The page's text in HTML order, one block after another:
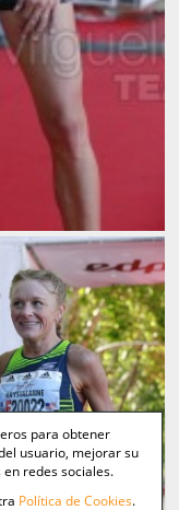
para obtener
usuario, mejorar su
redes sociales.
Política de Cookies.